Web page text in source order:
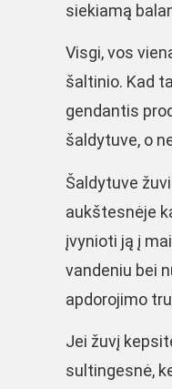
siekiamą
Visgi, vos
šaltinio. Kad
gendantis
šaldytuve, o
Šaldytuve
aukštesnėje
įvynioti ją į
vandeniu bei
apdorojimo
Jei žuvį
sultingesnė,